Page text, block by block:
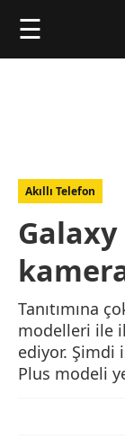
☰
Akıllı Telefon
Tanıtımına
modelleri ile
ediyor. Şimdi
Plus modeli